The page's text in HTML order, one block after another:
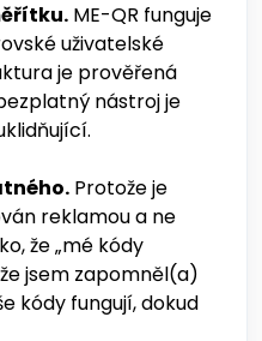
ME-QR funguje
uživatelské
je prověřená
nástroj je
Protože je
reklamou a ne
že „mé kódy
jsem zapomněl(a)
kódy fungují, dokud